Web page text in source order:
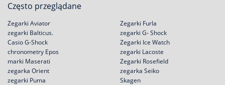
Często przeglądane
Zegarki Aviator
zegarki Balticus.
Casio G-Shock
chronometry Epos
Zegarki Furla
zegarki G- Shock
Zegarki Ice Watch
zegarki Lacoste
marki Maserati
zegarka Orient
zegarki Puma
Zegarki Rosefield
zegarka Seiko
Skagen